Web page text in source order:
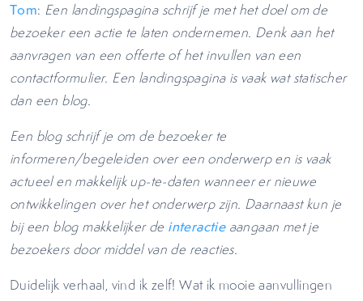
Tom: Een landingspagina schrijf je met het doel om de
bezoeker een actie te laten ondernemen. Denk aan het
aanvragen van een offerte of het invullen van een
contactformulier. Een landingspagina is vaak wat statischer
dan een blog.
Een blog schrijf je om de bezoeker te
informeren/begeleiden over een onderwerp en is vaak
actueel en makkelijk up-te-daten wanneer er nieuwe
ontwikkelingen over het onderwerp zijn. Daarnaast kun je
bij een blog makkelijker de interactieaangaan met je
bezoekers door middel van de reacties.
Duidelijk verhaal, vind ik zelf! Wat ik mooie aanvullingen